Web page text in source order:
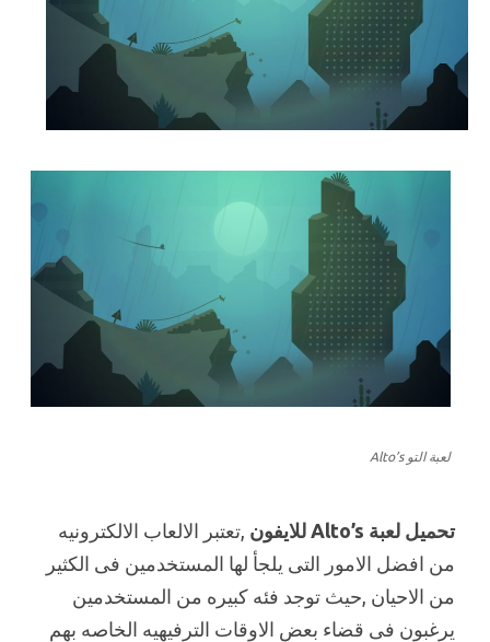
لعبة التو Alto’s
تحميل لعبة Alto’s للايفون
,تعتبر الالعاب الالكترونيه
من افضل الامور التى يلجأ لها المستخدمين فى الكثير
من الاحيان ,حيث توجد فئه كبيره من المستخدمين
يرغبون فى قضاء بعض الاوقات الترفيهيه الخاصه بهم